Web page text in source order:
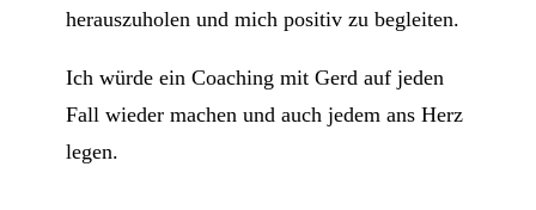
herauszuholen und mich positiv zu begleiten.
Ich würde ein Coaching mit Gerd auf jeden
Fall wieder machen und auch jedem ans Herz
legen.